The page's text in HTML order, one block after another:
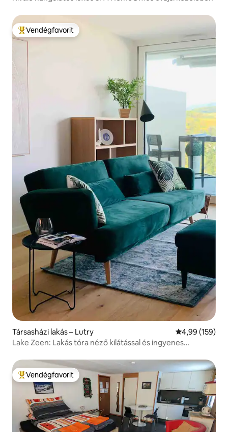
Kiemelt vendégfavorit
Vendégfavorit
Társasházi lakás – Lutry Átlagos
4,99 (159)
Lake Zeen: Lakás tóra néző kilátással és ingyenes
Kiemelt vendégfavorit
Vendégfavorit